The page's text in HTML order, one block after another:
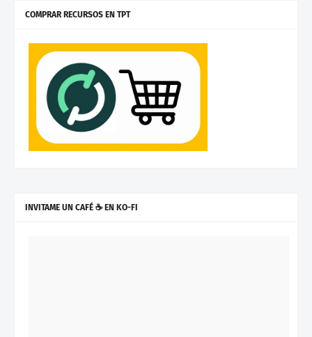
COMPRAR RECURSOS EN TPT
INVITAME UN CAFÉ ☕ EN KO-FI